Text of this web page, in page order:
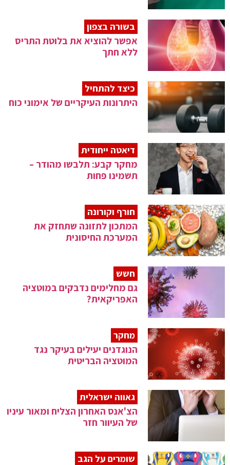
בשורה בצפון
אפשר להוציא את בלוטת התריס
ללא חתך
כיצד להתחיל
היתרונות העיקריים של אימוני כוח
דיאטה ייחודית
מחקר קבע: תלבשו מהודר –
תשמינו פחות
חורף וקורונה
המתכון לתזונה שתחזק את
המערכת החיסונית
חשש
גם מחלימים נדבקים במוטציה
האפריקאית?
מחקר
הנוגדנים יעילים בעיקר נגד
המוטציה הבריטית
גאווה ישראלית
הצ'אנס האחרון הצליח ומאור עיניו
של העיוור חזר
שומרים על הגב